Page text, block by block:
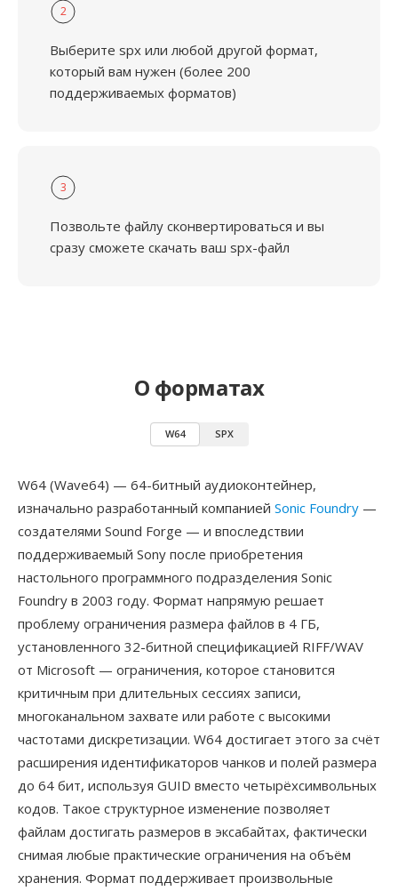
2
Выберите spx или любой другой формат,
который вам нужен (более 200
поддерживаемых форматов)
3
Позвольте файлу сконвертироваться и вы
сразу сможете скачать ваш spx-файл
О форматах
W64 SPX
W64 (Wave64) — 64-битный аудиоконтейнер,
изначально разработанный компанией Sonic Foundry —
создателями Sound Forge — и впоследствии
поддерживаемый Sony после приобретения
настольного программного подразделения Sonic
Foundry в 2003 году. Формат напрямую решает
проблему ограничения размера файлов в 4 ГБ,
установленного 32-битной спецификацией RIFF/WAV
от Microsoft — ограничения, которое становится
критичным при длительных сессиях записи,
многоканальном захвате или работе с высокими
частотами дискретизации. W64 достигает этого за счёт
расширения идентификаторов чанков и полей размера
до 64 бит, используя GUID вместо четырёхсимвольных
кодов. Такое структурное изменение позволяет
файлам достигать размеров в эксабайтах, фактически
снимая любые практические ограничения на объём
хранения. Формат поддерживает произвольные